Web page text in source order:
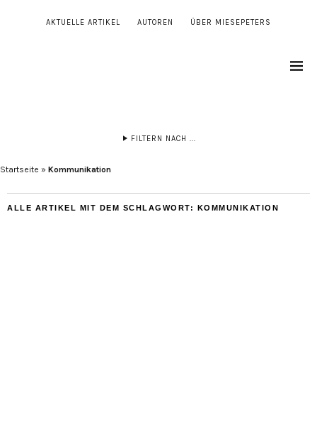
AKTUELLE ARTIKEL AUTOREN ÜBER MIESEPETERS
FILTERN NACH ...
Startseite » Kommunikation
ALLE ARTIKEL MIT DEM SCHLAGWORT: KOMMUNIKATION